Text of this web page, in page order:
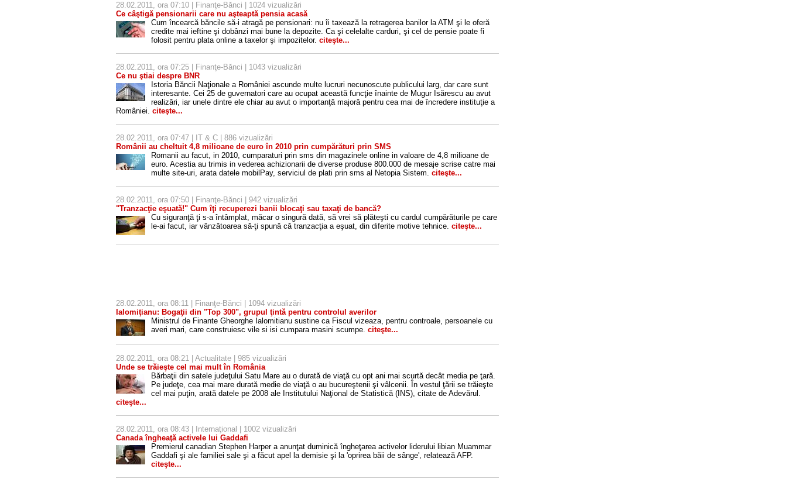
28.02.2011, ora 07:10 | Finanţe-Bănci | 1024 vizualizări
Ce câştigă pensionarii care nu aşteaptă pensia acasă
Cum încearcă băncile să-i atragă pe pensionari: nu îi taxează la retragerea banilor la ATM şi le oferă
credite mai ieftine şi dobânzi mai bune la depozite. Ca şi celelalte carduri, şi cel de pensie poate fi
folosit pentru plata online a taxelor şi impozitelor. citeşte...
28.02.2011, ora 07:25 | Finanţe-Bănci | 1043 vizualizări
Ce nu ştiai despre BNR
Istoria Băncii Naţionale a României ascunde multe lucruri necunoscute publicului larg, dar care sunt
interesante. Cei 25 de guvernatori care au ocupat această funcţie înainte de Mugur Isărescu au avut
realizări, iar unele dintre ele chiar au avut o importanţă majoră pentru cea mai de încredere instituţie a
României. citeşte...
28.02.2011, ora 07:47 | IT & C | 886 vizualizări
Românii au cheltuit 4,8 milioane de euro în 2010 prin cumpărături prin SMS
Romanii au facut, in 2010, cumparaturi prin sms din magazinele online in valoare de 4,8 milioane de
euro. Acestia au trimis in vederea achizionarii de diverse produse 800.000 de mesaje scrise catre mai
multe site-uri, arata datele mobilPay, serviciul de plati prin sms al Netopia Sistem. citeşte...
28.02.2011, ora 07:50 | Finanţe-Bănci | 942 vizualizări
"Tranzacţie eşuată!" Cum îţi recuperezi banii blocaţi sau taxaţi de bancă?
Cu siguranţă ţi s-a întâmplat, măcar o singură dată, să vrei să plăteşti cu cardul cumpărăturile pe care
le-ai facut, iar vânzătoarea să-ţi spună că tranzacţia a eşuat, din diferite motive tehnice. citeşte...
28.02.2011, ora 08:11 | Finanţe-Bănci | 1094 vizualizări
Ialomiţianu: Bogaţii din "Top 300", grupul ţintă pentru controlul averilor
Ministrul de Finante Gheorghe Ialomitianu sustine ca Fiscul vizeaza, pentru controale, persoanele cu
averi mari, care construiesc vile si isi cumpara masini scumpe. citeşte...
28.02.2011, ora 08:21 | Actualitate | 985 vizualizări
Unde se trăieşte cel mai mult în România
Bărbaţii din satele judeţului Satu Mare au o durată de viaţă cu opt ani mai scurtă decât media pe ţară.
Pe judeţe, cea mai mare durată medie de viaţă o au bucureştenii şi vâlcenii. În vestul ţării se trăieşte
cel mai puţin, arată datele pe 2008 ale Institutului Naţional de Statistică (INS), citate de Adevărul.
citeşte...
28.02.2011, ora 08:43 | Internaţional
| 1002 vizualizări
Canada îngheaţă activele lui Gaddafi
Premierul canadian Stephen Harper a anunţat duminică îngheţarea activelor liderului libian Muammar
Gaddafi şi ale familiei sale şi a făcut apel la demisie şi la 'oprirea băii de sânge', relatează AFP.
citeşte...